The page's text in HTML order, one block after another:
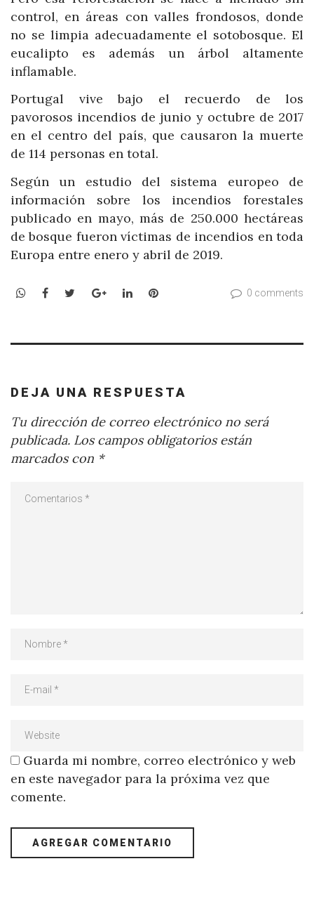
control, en áreas con valles frondosos, donde
no se limpia adecuadamente el sotobosque. El
eucalipto es además un árbol altamente
inflamable.
Portugal vive bajo el recuerdo de los
pavorosos incendios de junio y octubre de 2017
en el centro del país, que causaron la muerte
de 114 personas en total.
Según un estudio del sistema europeo de
información sobre los incendios forestales
publicado en mayo, más de 250.000 hectáreas
de bosque fueron víctimas de incendios en toda
Europa entre enero y abril de 2019.
WhatsApp
Facebook
TwitterGoogle+LinkedInPinterest 0 comments
DEJA UNA RESPUESTA
Tu dirección de correo electrónico no será
publicada. Los campos obligatorios están
marcados con *
Guarda mi nombre, correo electrónico y web
en este navegador para la próxima vez que
comente.